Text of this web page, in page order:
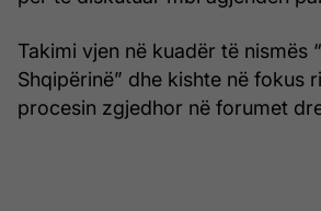
Takimi vjen në kuadër të nismës
Shqipërinë” dhe kishte në fokus
procesin zgjedhor në forumet